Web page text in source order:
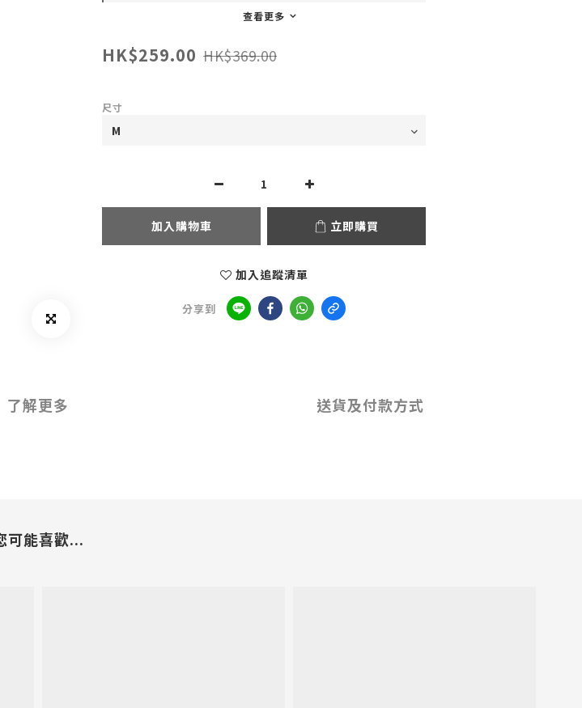
查看更多
HK$259.00 HK$369.00
尺寸
加入購物車 立即購買
加入追蹤清單
分享到
了解更多 送貨及付款方式
可能喜歡...